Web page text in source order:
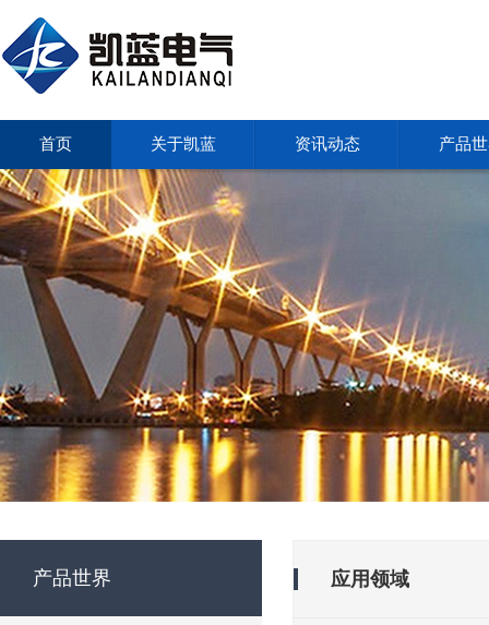
首页 关于凯蓝 资讯动态 产品
产品世界 应用领域